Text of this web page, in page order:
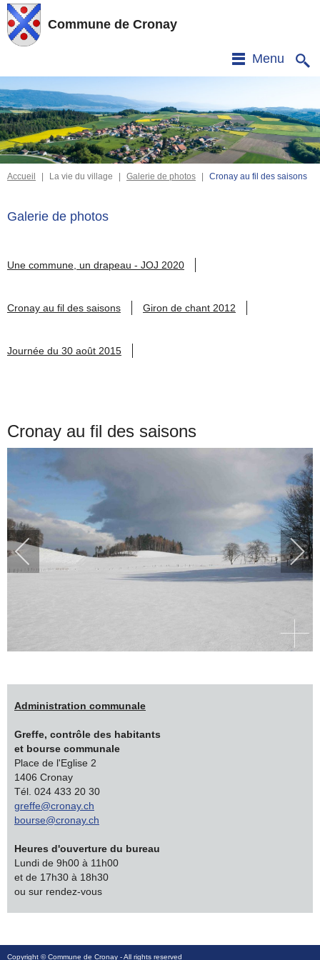
Commune de Cronay
Menu
Accueil | La vie du village | Galerie de photos | Cronay au fil des saisons
Galerie de photos
Une commune, un drapeau - JOJ 2020
Cronay au fil des saisons Giron de chant 2012
Journée du 30 août 2015
Cronay au fil des saisons
Administration communale
Greffe, contrôle des habitants
et bourse communale
Place de l'Eglise 2
1406 Cronay
Tél. 024 433 20 30
greffe@cronay.ch
bourse@cronay.ch
Heures d'ouverture du bureau
Lundi de 9h00 à 11h00
et de 17h30 à 18h30
ou sur rendez-vous
Copyright ©Commune de Cronay - All rights reserved